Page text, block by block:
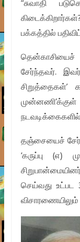
“சுவாதி
பக்கத்தில்
சேர்ந்தவர். இவர்
சிறுத்தைகள்’
தஞ்சையைச்
‘கருப்பு (எ)
செய்வது உட்பட